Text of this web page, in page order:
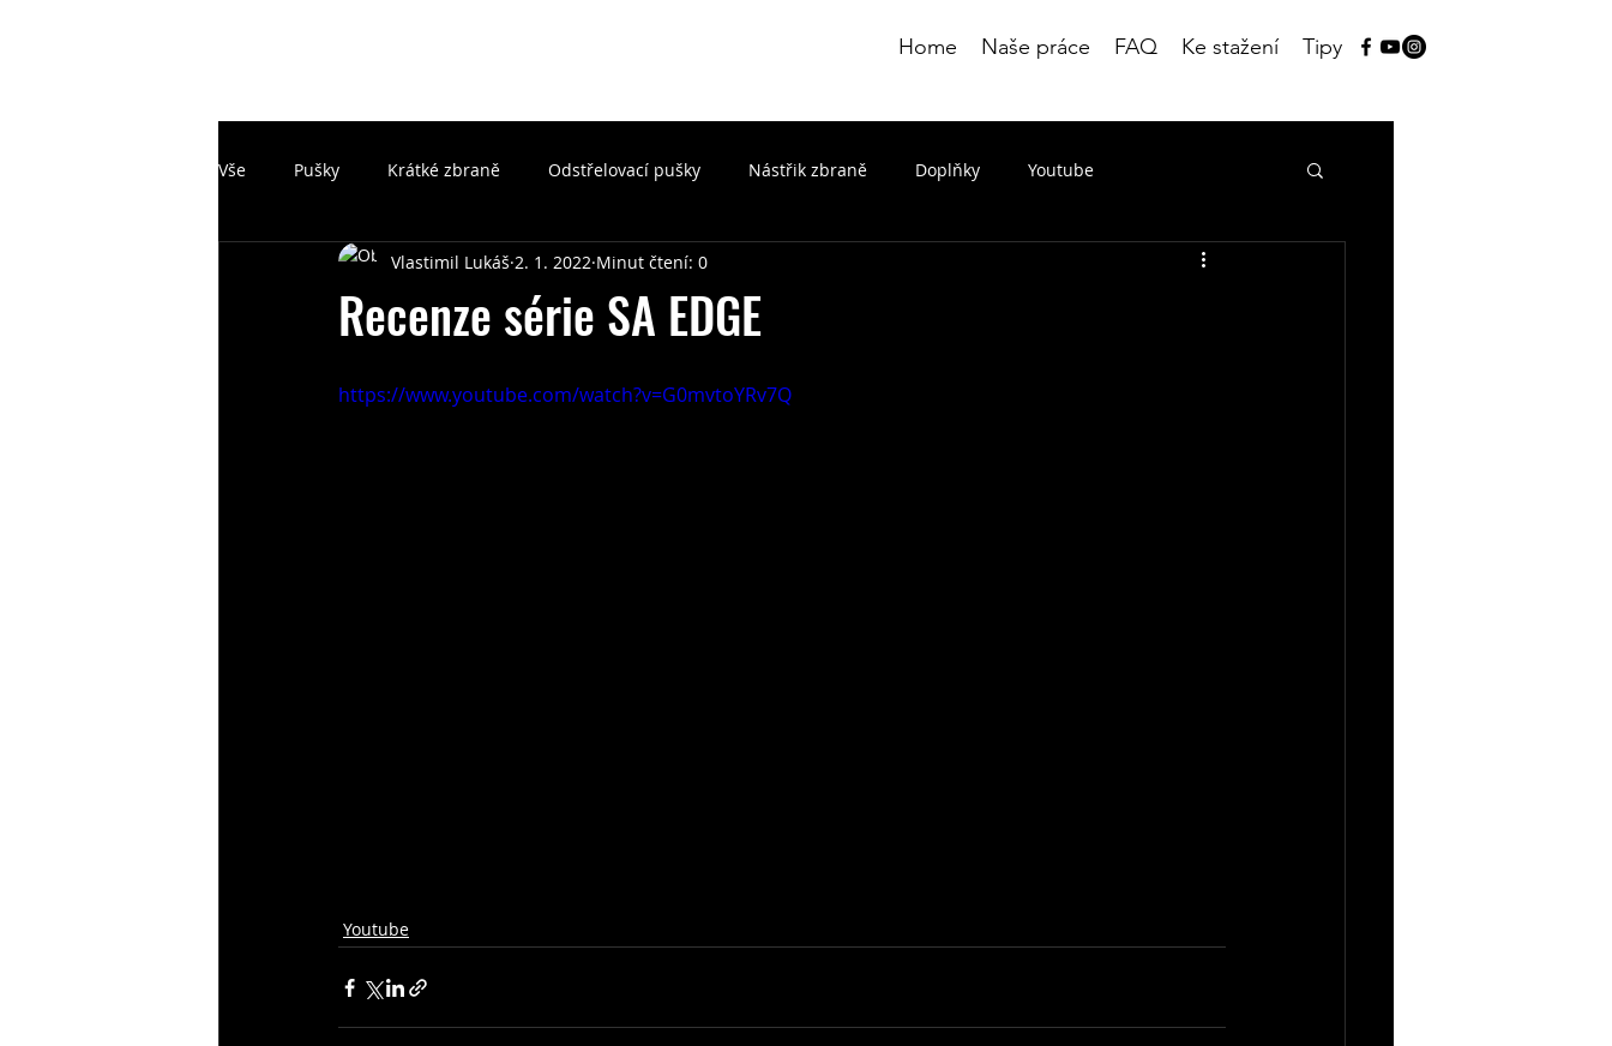
Home Naše práce FAQ Ke stažení Tipy
Vše Pušky Krátké zbraně Odstřelovací pušky Nástřik zbraně Doplňky Youtube
Recenze série SA EDGE
Vlastimil Lukáš 2. 1. 2022 Minut čtení: 0
https://www.youtube.com/watch?v=G0mvtoYRv7Q
Youtube